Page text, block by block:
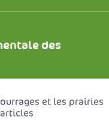
des
et les prairies